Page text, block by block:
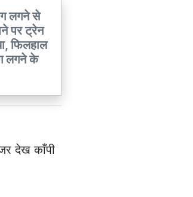
लगने से
पर ट्रेन
फिलहाल
लगने के
देख काँपी